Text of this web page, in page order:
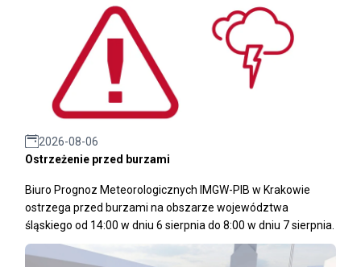
2026-08-06
Ostrzeżenie przed burzami
Biuro Prognoz Meteorologicznych IMGW-PIB w Krakowie
ostrzega przed burzami na obszarze województwa
śląskiego od 14:00 w dniu 6 sierpnia do 8:00 w dniu 7 sierpnia.